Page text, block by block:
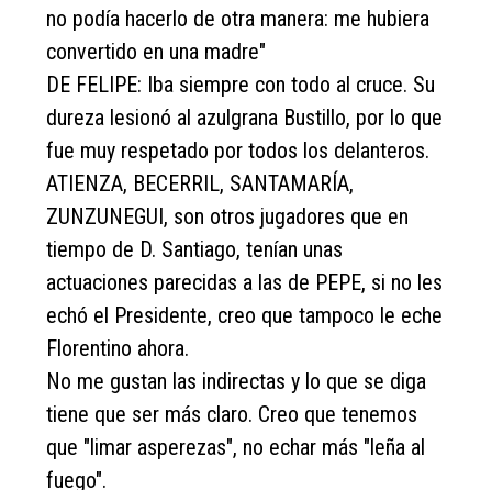
no podía hacerlo de otra manera: me hubiera
convertido en una madre"
DE FELIPE: Iba siempre con todo al cruce. Su
dureza lesionó al azulgrana Bustillo, por lo que
fue muy respetado por todos los delanteros.
ATIENZA, BECERRIL, SANTAMARÍA,
ZUNZUNEGUI, son otros jugadores que en
tiempo de D. Santiago, tenían unas
actuaciones parecidas a las de PEPE, si no les
echó el Presidente, creo que tampoco le eche
Florentino ahora.
No me gustan las indirectas y lo que se diga
tiene que ser más claro. Creo que tenemos
que "limar asperezas", no echar más "leña al
fuego".